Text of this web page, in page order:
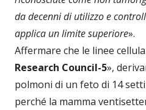
da decenni di utilizzo e
applica un limite superiore».
Affermare che le linee
Research Council-5»,
polmoni di un feto di 14
perché la mamma